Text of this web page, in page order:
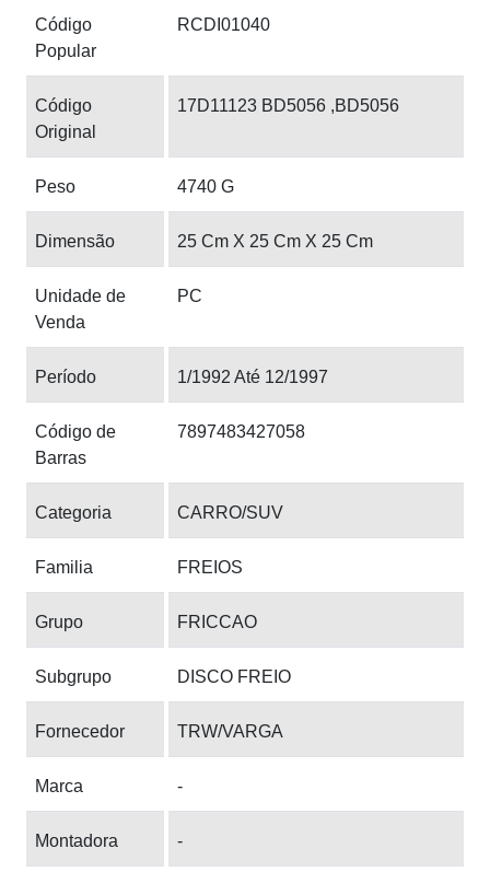
Código
Popular
RCDI01040
Código
Original
17D11123 BD5056 ,BD5056
Peso 4740 G
Dimensão 25 Cm X 25 Cm X 25 Cm
Unidade de
Venda
PC
Período 1/1992 Até 12/1997
Código de
Barras
7897483427058
Categoria CARRO/SUV
Familia FREIOS
Grupo FRICCAO
Subgrupo DISCO FREIO
Fornecedor TRW/VARGA
Marca -
Montadora -